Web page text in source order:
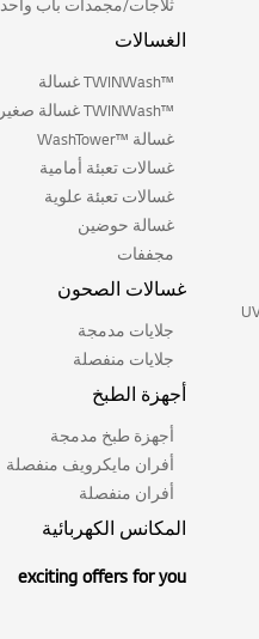
ثلاجات/مجمدات باب واحد
الغسالات
™TWINWash غسالة
™TWINWash غسالة صغيرة
غسالة ™WashTower
غسالات تعبئة أمامية
غسالات تعبئة علوية
غسالة حوضين
مجففات
غسالات الصحون
جلايات مدمجة
جلايات منفصلة
أجهزة الطبخ
أجهزة طبخ مدمجة
أفران مايكرويف منفصلة
أفران منفصلة
المكانس الكهربائية
exciting offers for you